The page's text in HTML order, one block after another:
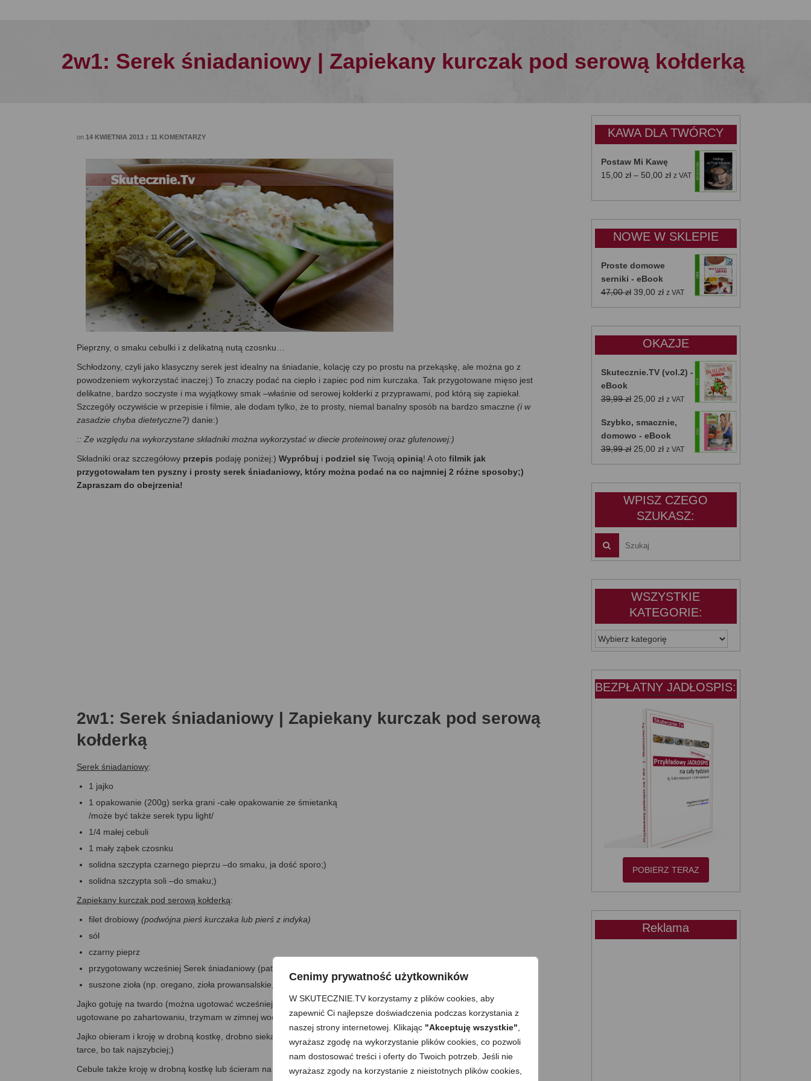
Cenimy prywatność użytkowników
W SKUTECZNIE.TV korzystamy z plików cookies, aby
zapewnić Ci najlepsze doświadczenia podczas korzystania z
naszej strony internetowej. Klikając "Akceptuję wszystkie"
wyrażasz zgodę na wykorzystanie plików cookies, co pozwoli
nam dostosować treści i oferty do Twoich potrzeb. Jeśli nie
wyrażasz zgody na korzystanie z nieistotnych plików cookies,
2w1: Serek śniadaniowy | Zapiekany kurczak pod serową kołderką
on 14 KWIETNIA 2013 z 11 KOMENTARZY
Pieprzny, o smaku cebulki i z delikatną nutą czosnku…
Schłodzony, czyli jako klasyczny serek jest idealny na śniadanie, kolację czy po prostu na przekąskę, ale można go z
powodzeniem wykorzystać inaczej:) To znaczy podać na ciepło i zapiec pod nim kurczaka. Tak przygotowane mięso jest
delikatne, bardzo soczyste i ma wyjątkowy smak –właśnie od serowej kołderki z przyprawami, pod którą się zapiekał.
Szczegóły oczywiście w przepisie i filmie, ale dodam tylko, że to prosty, niemal banalny sposób na bardzo smaczne (i w
zasadzie chyba dietetyczne?) danie:)
:: Ze względu na wykorzystane składniki można wykorzystać w diecie proteinowej oraz glutenowej:)
Składniki oraz szczegółowy przepis podaję poniżej:) Wypróbuj i podziel się Twoją opinią! A oto filmik jak
przygotowałam ten pyszny i prosty serek śniadaniowy, który można podać na co najmniej 2 różne sposoby;)
Zapraszam do obejrzenia!
2w1: Serek śniadaniowy | Zapiekany kurczak pod serową
kołderką
Serek śniadaniowy:
1 jajko
1 opakowanie (200g) serka grani -całe opakowanie ze śmietanką
/może być także serek typu light/
1/4 małej cebuli
1 mały ząbek czosnku
solidna szczypta czarnego pieprzu –do smaku, ja dość sporo;)
solidna szczypta soli –do smaku;)
Zapiekany kurczak pod serową kołderką:
filet drobiowy (podwójna pierś kurczaka lub pierś z indyka)
sól
czarny pieprz
przygotowany wcześniej Serek śniadaniowy (patrz przepis powyżej;))
suszone zioła (np. oregano, zioła prowansalskie, przyprawa do zapiekania, itp.)
Jajko gotuję na twardo (można ugotować wcześniej np. w dniu poprzedzającym podanie;)). Jeśli zależy mi na czasie, to
ugotowane po zahartowaniu, trzymam w zimnej wodzie, aż ostygną.
Jajko obieram i kroję w drobną kostkę, drobno siekam lub ścieram na tarce o niezbyt drobnych oczkach –ja zazwyczaj na
tarce, bo tak najszybciej;)
Cebule także kroję w drobną kostkę lub ścieram na tarce.
KAWA DLA TWÓRCY
Postaw Mi Kawę
15,00 zł – 50,00 złZakres
od
do
50,00 zł
z VAT
NOWE W SKLEPIE
Proste domowe
serniki - eBook
47,00zł Pierwotna
cena
39,00 złAktualna
cena
z VAT
OKAZJE
Skutecznie.TV (vol.2) -
eBook
39,99zł Pierwotna
wynosiła:
39,99 zł.
25,00 złAktualna
wynosi:
25,00 zł.
z VAT
Szybko, smacznie,
domowo - eBook
39,99zł Pierwotna
cena
25,00 złAktualna
cena
z VAT
WPISZ CZEGO
SZUKASZ:
WSZYSTKIE
KATEGORIE:
WSZYSTKIE
KATEGORIE:
BEZPŁATNY JADŁOSPIS:
POBIERZ TERAZ
Reklama